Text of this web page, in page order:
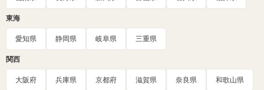
東海
愛知県 静岡県 岐阜県 三重県
関西
大阪府 兵庫県 京都府 滋賀県 奈良県 和歌山県